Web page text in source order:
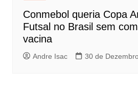
Conmebol queria Copa
Futsal no Brasil sem
vacina
Andre Isac 30 de